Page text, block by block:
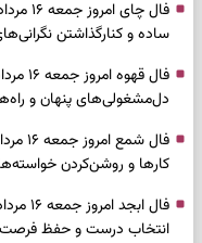
ساده و کنارگذاشتن
دل‌مشغولی‌های پنهان و
کارها و روشن‌کردن
انتخاب درست و حفظ